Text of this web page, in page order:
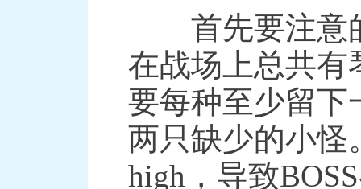
首先要注意的
在战场上总共有
要每种至少留下
两只缺少的小怪
high，导致